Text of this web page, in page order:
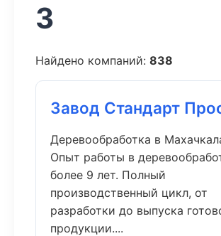
3
Найдено компаний: 838
Завод Стандарт
Деревообработка в
Опыт работы в
более 9 лет. Полный
производственный цикл, от
разработки до выпуска
продукции....